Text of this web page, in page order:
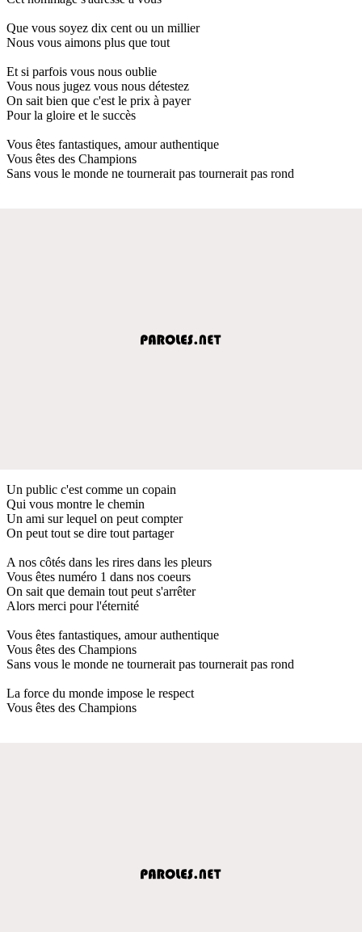
Que vous soyez dix cent ou un millier
Nous vous aimons plus que tout
Et si parfois vous nous oublie
Vous nous jugez vous nous détestez
On sait bien que c'est le prix à payer
Pour la gloire et le succès
Vous êtes fantastiques, amour authentique
Vous êtes des Champions
Sans vous le monde ne tournerait pas tournerait pas rond
Un public c'est comme un copain
Qui vous montre le chemin
Un ami sur lequel on peut compter
On peut tout se dire tout partager
A nos côtés dans les rires dans les pleurs
Vous êtes numéro 1 dans nos coeurs
On sait que demain tout peut s'arrêter
Alors merci pour l'éternité
Vous êtes fantastiques, amour authentique
Vous êtes des Champions
Sans vous le monde ne tournerait pas tournerait pas rond
La force du monde impose le respect
Vous êtes des Champions